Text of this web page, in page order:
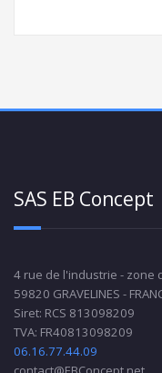
SAS EB Concept
4 rue de l'industrie - zone
59820 GRAVELINES -
Siret: RCS 813098209
TVA: FR40813098209
06.16.77.44.09